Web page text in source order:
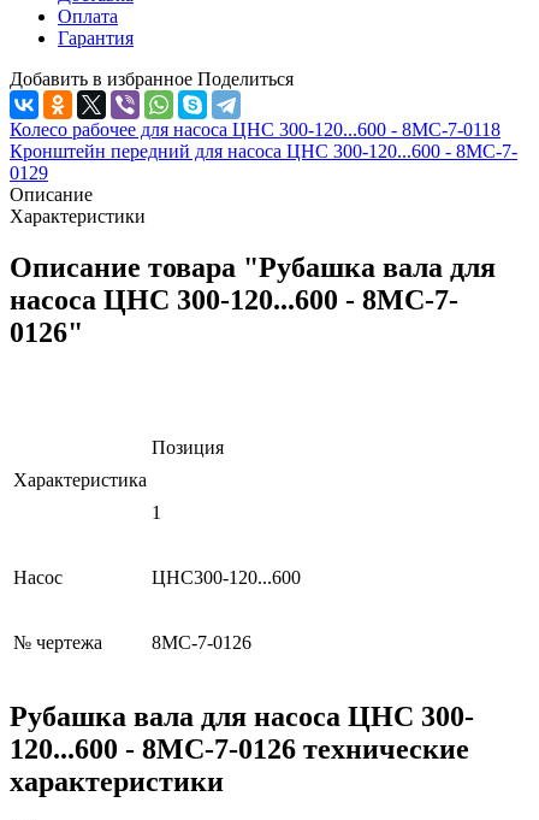
Оплата
Гарантия
Добавить в избранное Поделиться
Колесо рабочее для насоса ЦНС 300-120...600 - 8МС-7-0118
Кронштейн передний для насоса ЦНС 300-120...600 - 8МС-7-
0129
Описание
Характеристики
Описание товара "Рубашка вала для
насоса ЦНС 300-120...600 - 8МС-7-
0126"
Характеристика
Позиция
1
Насос ЦНС300-120...600
№ чертежа 8МС-7-0126
Рубашка вала для насоса ЦНС 300-
120...600 - 8МС-7-0126 технические
характеристики